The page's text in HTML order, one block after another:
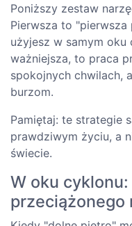
Poniższy zestaw
Pierwsza to
użyjesz w samym oku
ważniejsza, to praca
spokojnych chwilach,
burzom.
Pamiętaj: te strategie
prawdziwym życiu, a
świecie.
W oku
przeciążonego